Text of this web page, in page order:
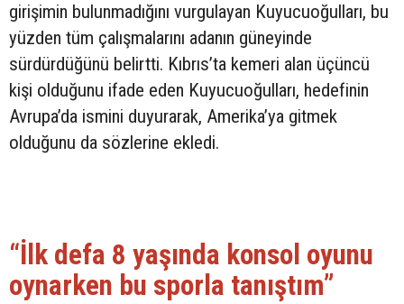
girişimin bulunmadığını vurgulayan Kuyucuoğulları, bu
yüzden tüm çalışmalarını adanın güneyinde
sürdürdüğünü belirtti. Kıbrıs’ta kemeri alan üçüncü
kişi olduğunu ifade eden Kuyucuoğulları, hedefinin
Avrupa’da ismini duyurarak, Amerika’ya gitmek
olduğunu da sözlerine ekledi.
“İlk defa 8 yaşında konsol oyunu
oynarken bu sporla tanıştım”